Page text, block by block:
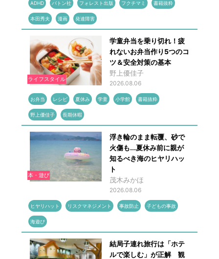
ADHD バトン社 フォレスト出版 フクチマミ 書籍抜粋
本田秀夫 漫画 発達障害
ライフスタイル
学童弁当を乗り切れ！疲
れないお弁当作り5つのコ
ツ＆安全対策の基本
野上優佳子
2026.08.06
お弁当 レシピ 夏休み 学童 小学館 書籍抜粋
野上優佳子 長期休暇
本・遊び
浮き輪のまま転覆、砂で
火傷も...夏休み前に親が
知るべき海のヒヤリハッ
ト
茂木みかほ
2026.08.06
ヒヤリハット リスクマネジメント 事故防止 子どもの事故
海遊び
結局子連れ旅行は「ホテ
ルで楽しむ」が正解 観